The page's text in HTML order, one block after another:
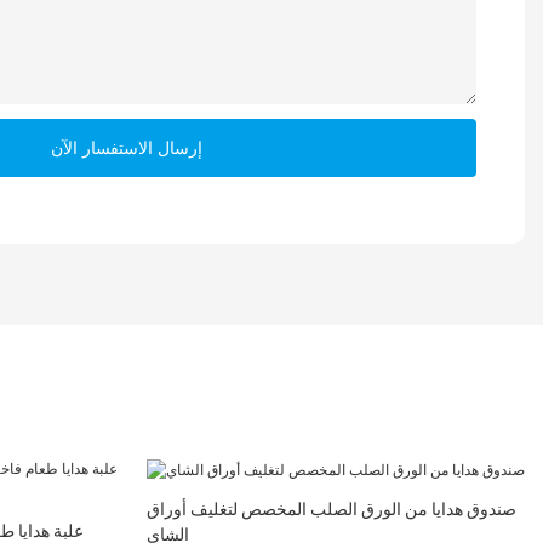
إرسال الاستفسار الآن
علبة
صندوق هدايا من الورق الصلب المخصص لتغليف أوراق
الشاي